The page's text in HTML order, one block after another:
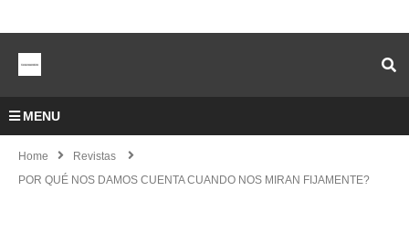
MENU
Home
Revistas
POR QUÉ NOS DAMOS CUENTA CUANDO NOS MIRAN FIJAMENTE?